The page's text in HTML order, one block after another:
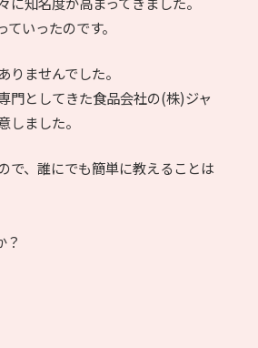
いったのです。
ませんでした。
門としてきた食品会社の(株)ジャ
ました。
で、誰にでも簡単に教えることは
？